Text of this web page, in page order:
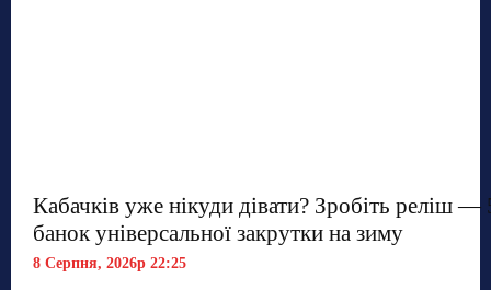
Кабачків уже нікуди дівати? Зробіть реліш —
банок універсальної закрутки на зиму
8 Серпня, 2026р 22:25